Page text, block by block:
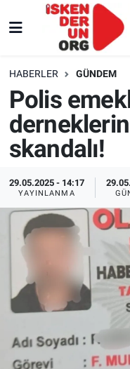
HABERLER GÜNDEM
Polis
skandalı!
29.05.2025 - 14:17
YAYINLANMA